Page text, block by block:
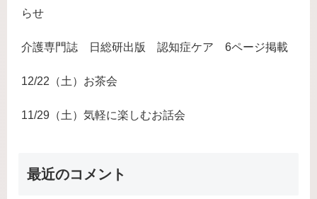
らせ
介護専門誌 日総研出版 認知症ケア 6ページ掲載
12/22（土）お茶会
11/29（土）気軽に楽しむお話会
最近のコメント